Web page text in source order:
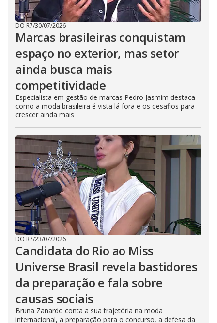
DO R7/30/07/2026
Marcas brasileiras conquistam
espaço no exterior, mas setor
ainda busca mais
competitividade
Especialista em gestão de marcas Pedro Jasmim destaca
como a moda brasileira é vista lá fora e os desafios para
crescer ainda mais
DO R7/23/07/2026
Candidata do Rio ao Miss
Universe Brasil revela bastidores
da preparação e fala sobre
causas sociais
Bruna Zanardo conta a sua trajetória na moda
internacional, a preparação para o concurso, a defesa da